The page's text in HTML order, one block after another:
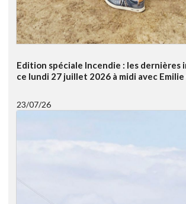
Edition spéciale Incendie : les dernières
ce lundi 27 juillet 2026 à midi avec
23/07/26